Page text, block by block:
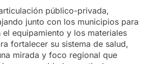
público-privada,
junto con los municipios para
equipamiento y los materiales
fortalecer su sistema de salud,
mirada y foco regional que